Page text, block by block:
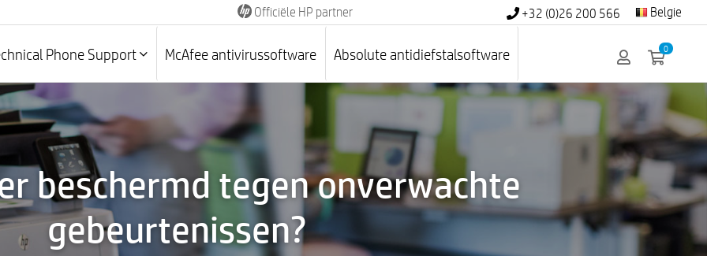
Officiële HP partner +32 (0)26 200 566 Belgie
Phone Support McAfee antivirussoftware Absolute antidiefstalsoftware 0
beschermd tegen onverwachte
gebeurtenissen?